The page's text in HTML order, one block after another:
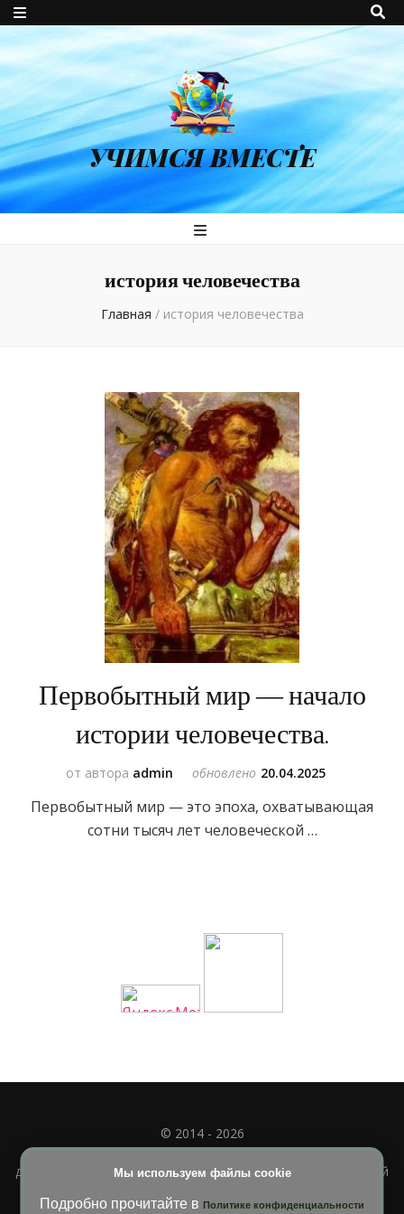
УЧИМСЯ ВМЕСТЕ
история человечества
Главная / история человечества
Первобытный мир — начало
истории человечества.
от автора admin обновлено 20.04.2025
Первобытный мир — это эпоха, охватывающая
сотни тысяч лет человеческой …
Мы используем файлы cookie
Подробно прочитайте в Политике конфиденциальности
© 2014 - 2026
Полное или частичное использование материала
допускается только при наличии активной и индексируемой